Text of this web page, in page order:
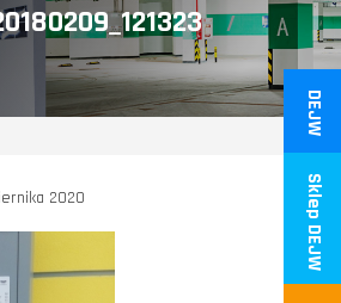
DEJW
Sklep DEJW
/
2020